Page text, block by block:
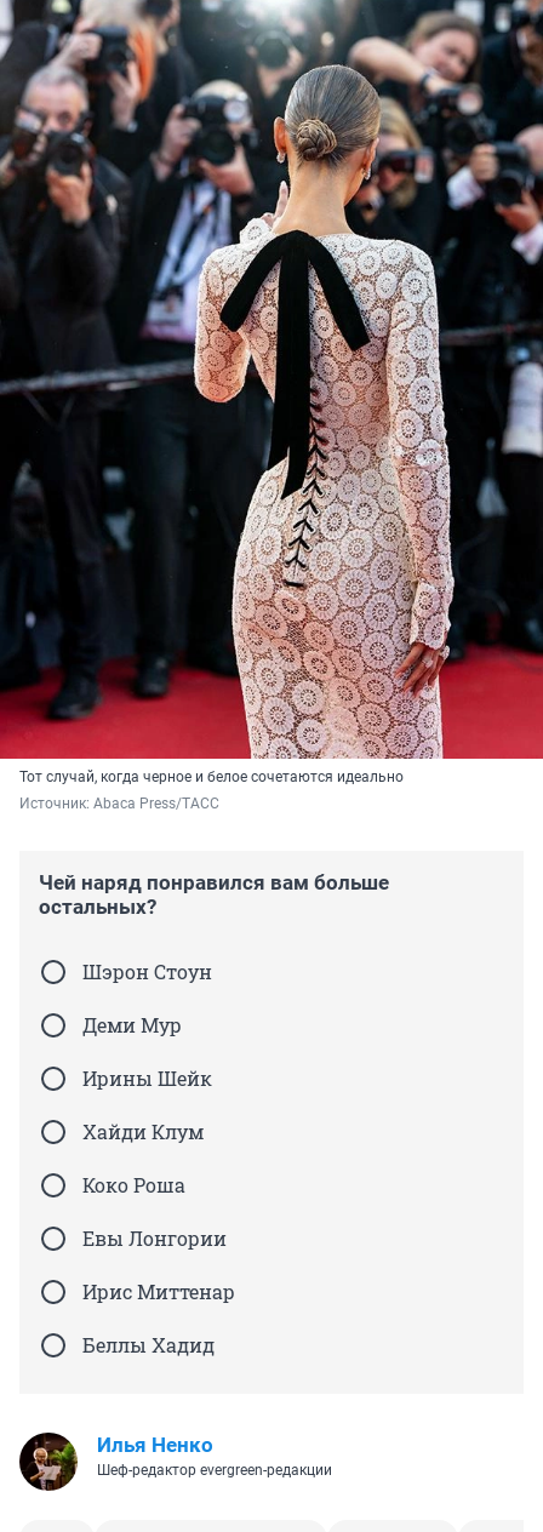
Тот случай, когда черное и белое сочетаются идеально
Источник: Abaca Press/ТАСС
Чей наряд понравился вам больше
остальных?
Шэрон Стоун
Деми Мур
Ирины Шейк
Хайди Клум
Коко Роша
Евы Лонгории
Ирис Миттенар
Беллы Хадид
Илья Ненко
Шеф-редактор evergreen-редакции